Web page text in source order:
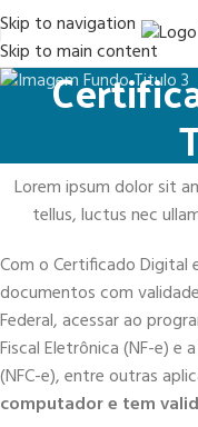
Skip to navigation
Skip to main content
Lorem ipsum dolor sit
tellus, luctus nec
Com o Certificado Digital
documentos com
Federal, acessar ao
Fiscal Eletrônica (NF-e) e
(NFC-e), entre outras
computador e tem